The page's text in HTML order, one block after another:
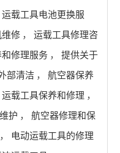
运载工具电池更换服
维修 ，
运载工具修理咨
修理服务 ，
提供关于
部清洁 ，
航空器保养
运载工具保养和修理 ，
护 ，
航空器修理和保
，
电动运载工具的修理